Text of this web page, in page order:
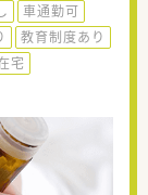
車通勤可
教育制度あり
宅